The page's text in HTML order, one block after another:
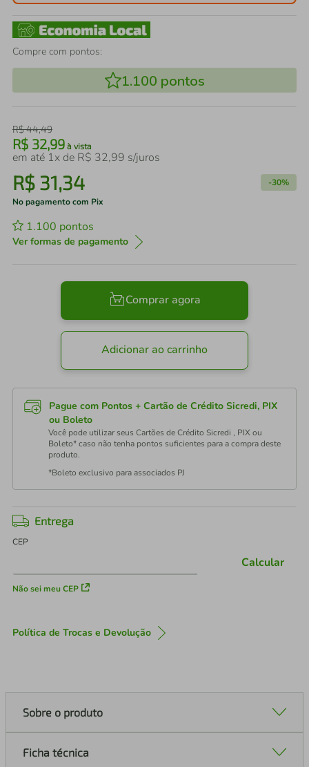
Compre com pontos:
1.100 pontos
R$44,49
R$ 32,99 à vista
em até 1x de R$ 32,99 s/juros
R$ 31,34 -30%
No pagamento com Pix
1.100 pontos
Ver formas de pagamento
Comprar agora
Adicionar ao carrinho
Pague com Pontos + Cartão de Crédito Sicredi, PIX
ou Boleto
Você pode utilizar seus Cartões de Crédito Sicredi , PIX ou
Boleto* caso não tenha pontos suficientes para a compra deste
produto.
*Boleto exclusivo para associados PJ
Entrega
CEP
Não sei meu CEP
Calcular
Política de Trocas e Devolução
Sobre o produto
Ficha técnica